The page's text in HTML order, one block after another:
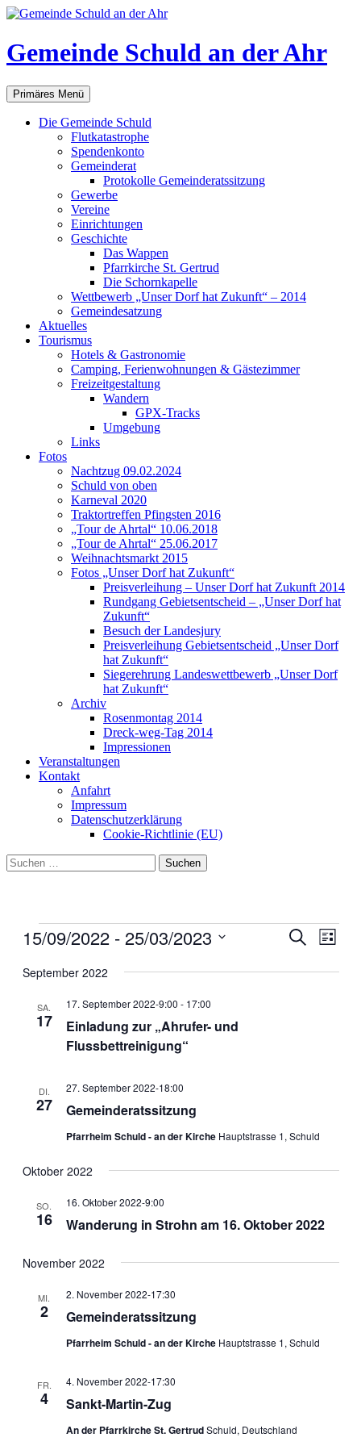
Gemeinde Schuld an der Ahr
Suchen
Primäres Menü Zum
Inhalt
springen
Die Gemeinde Schuld
Flutkatastrophe
Spendenkonto
Gemeinderat
Protokolle Gemeinderatssitzung
Gewerbe
Vereine
Einrichtungen
Geschichte
Das Wappen
Pfarrkirche St. Gertrud
Die Schornkapelle
Wettbewerb „Unser Dorf hat Zukunft“ – 2014
Gemeindesatzung
Aktuelles
Tourismus
Hotels & Gastronomie
Camping, Ferienwohnungen & Gästezimmer
Freizeitgestaltung
Wandern
GPX-Tracks
Umgebung
Links
Fotos
Nachtzug 09.02.2024
Schuld von oben
Karneval 2020
Traktortreffen Pfingsten 2016
„Tour de Ahrtal“ 10.06.2018
„Tour de Ahrtal“ 25.06.2017
Weihnachtsmarkt 2015
Fotos „Unser Dorf hat Zukunft“
Preisverleihung – Unser Dorf hat Zukunft 2014
Rundgang Gebietsentscheid – „Unser Dorf hat
Zukunft“
Besuch der Landesjury
Preisverleihung Gebietsentscheid „Unser Dorf
hat Zukunft“
Siegerehrung Landeswettbewerb „Unser Dorf
hat Zukunft“
Archiv
Rosenmontag 2014
Dreck-weg-Tag 2014
Impressionen
Veranstaltungen
Kontakt
Anfahrt
Impressum
Datenschutzerklärung
Cookie-Richtlinie (EU)
Suchen
nach:
Veranstaltungen
und
Suche
Liste
15/09/2022 - 25/03/2023
wählen.
September 2022
SA.
17
Einladung zur „Ahrufer- und
Flussbettreinigung“
17. September 2022-9:00 - 17:00
DI.
27 Gemeinderatssitzung
27. September 2022-18:00
Pfarrheim Schuld - an der Kirche Hauptstrasse 1, Schuld
Oktober 2022
SO.
16 Wanderung in Strohn am 16. Oktober 2022
16. Oktober 2022-9:00
November 2022
MI.
2 Gemeinderatssitzung
2. November 2022-17:30
Pfarrheim Schuld - an der Kirche Hauptstrasse 1, Schuld
FR.
4 Sankt-Martin-Zug
4. November 2022-17:30
An der Pfarrkirche St. GertrudSchuld, Deutschland